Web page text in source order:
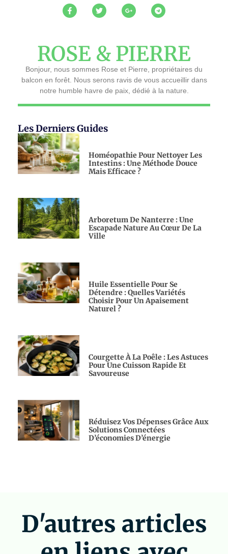
ROSE & PIERRE
Bonjour, nous sommes Rose et Pierre, propriétaires du
balcon en forêt. Nous serons ravis de vous accueillir dans
notre humble havre de paix, dédié à la nature.
Les Derniers Guides
Homéopathie Pour Nettoyer Les
Intestins : Une Méthode Douce
Mais Efficace ?
Arboretum De Nanterre : Une
Escapade Nature Au Cœur De La
Ville
Huile Essentielle Pour Se
Détendre : Quelles Variétés
Choisir Pour Un Apaisement
Naturel ?
Courgette À La Poêle : Les Astuces
Pour Une Cuisson Rapide Et
Savoureuse
Réduisez Vos Dépenses Grâce Aux
Solutions Connectées
D’économies D’énergie
D'autres articles